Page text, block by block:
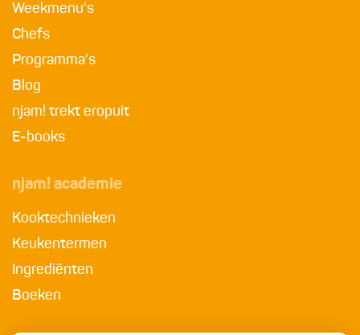
Weekmenu's
Chefs
Programma's
Blog
njam! trekt eropuit
E-books
njam! academie
Kooktechnieken
Keukentermen
Ingrediënten
Boeken